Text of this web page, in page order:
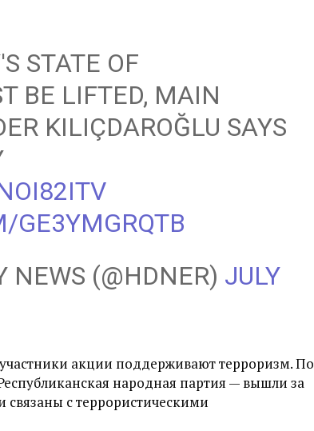
STATE OF
BE LIFTED, MAIN
KILIÇDAROĞLU SAYS
GE3YMGRQTB
NEWS (@HDNER) JULY
акции поддерживают терроризм. По
народная партия — вышли за
с террористическими